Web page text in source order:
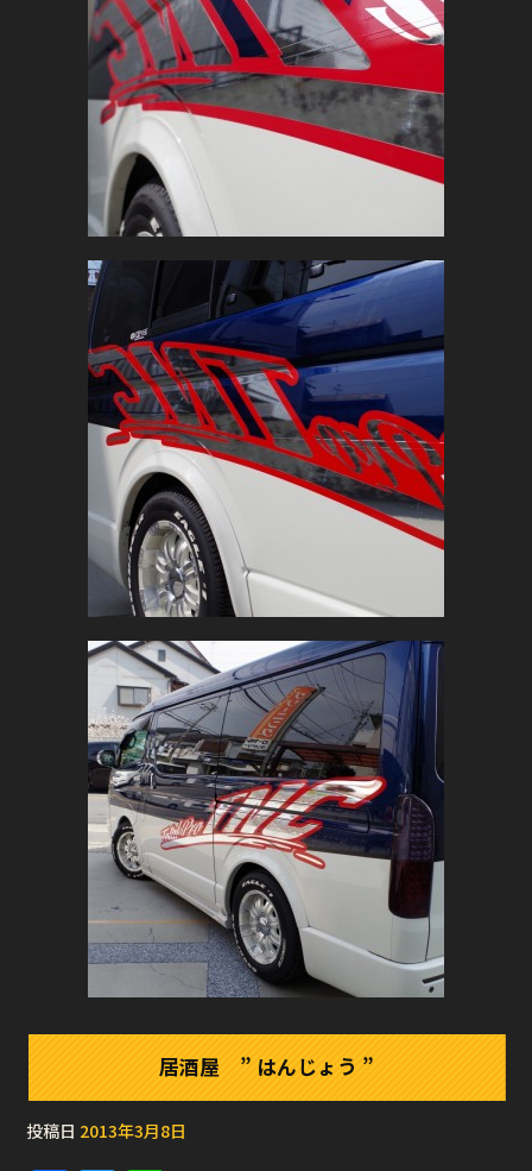
居酒屋 ” はんじょう ”
投稿日 2013年3月8日